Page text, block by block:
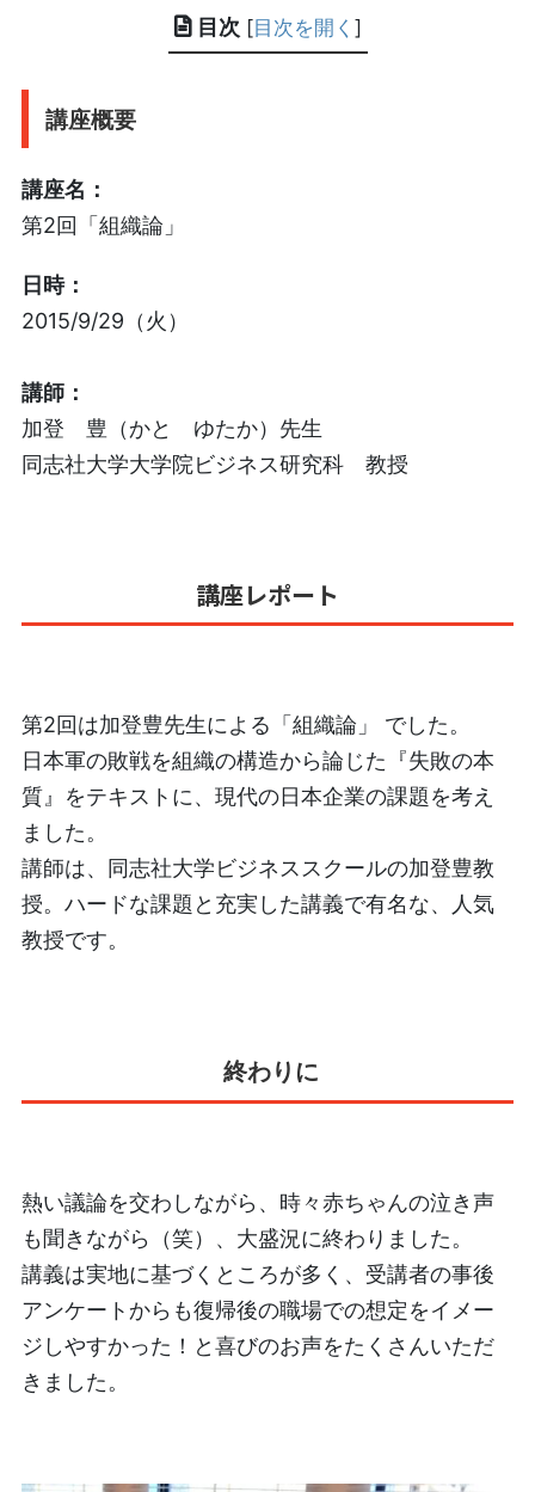
目次 [目次を開く ]
講座概要
講座名：
第2回「組織論」
日時：
2015/9/29（火）
講師：
加登 豊（かと ゆたか） 先生
同志社大学大学院ビジネス研究科 教授
講座レポート
第2回は加登豊先生による「組織論」 でした。
日本軍の敗戦を組織の構造から論じた『失敗の本
質』をテキストに、現代の日本企業の課題を考え
ました。
講師は、同志社大学ビジネススクールの加登豊教
授。ハードな課題と充実した講義で有名な、人気
教授です。
終わりに
熱い議論を交わしながら、時々赤ちゃんの泣き声
も聞きながら（笑）、大盛況に終わりました。
講義は実地に基づくところが多く、受講者の事後
アンケートからも復帰後の職場での想定をイメー
ジしやすかった！と喜びのお声をたくさんいただ
きました。